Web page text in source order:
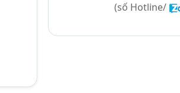
(số Hotline/